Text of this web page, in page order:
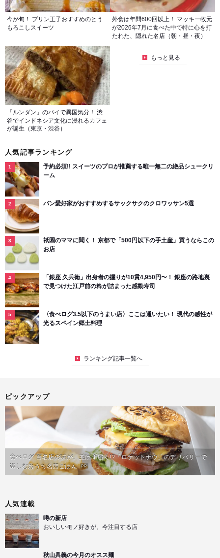
今が旬！ プリン王子おすすめのとう
もろこしスイーツ
外食は年間600回以上！ マッキー牧元
が2026年7月に食べた中で特に心を打
たれた、隠れた名店（朝・昼・夜）
「ルンダン」のパイで異国気分！ 渋
谷でインドネシア文化に浸れるカフェ
が誕生（東京・渋谷）
もっと見る
人気記事ランキング
予約必須!! スイーツのプロが推薦する唯一無二の絶品シュークリ
ーム
パン愛好家がおすすめするサックサクのクロワッサン5選
祇園のママに聞く！ 京都で「500円以下の手土産」買うならこの
お店
「銀座 久兵衛」出身者の握りが10貫4,950円〜！ 銀座の路地裏
で見つけた江戸前の粋が詰まった感動寿司
〈食べログ3.5以下のうまい店〉ここは通いたい！ 現代の感性が
光るスペイン郷土料理
ランキング記事一覧へ
ピックアップ
食べログ 百名店の味が、並ばず届く!?「ロケットナウ」のデリバリーで
楽しむおうち名店ごはん PR
人気連載
噂の新店
おいしいモノ好きが、今注目する店
秋山具義の今月のオスス麺